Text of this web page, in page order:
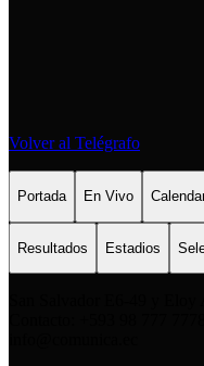
Volver al Telégrafo
Portada En Vivo
Resultados Estadios